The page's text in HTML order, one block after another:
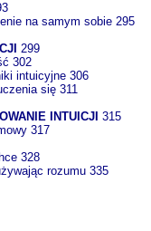
na samym sobie 295
299
302
intuicyjne 306
się 311
INTUICJI 315
317
328
rozumu 335